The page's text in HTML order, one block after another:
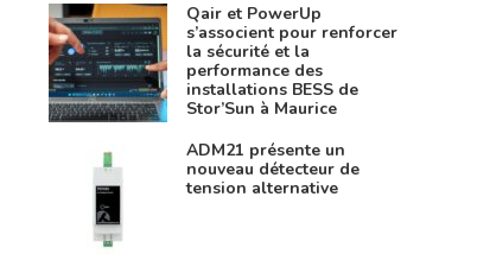
Qair et PowerUp
s’associent pour renforcer
la sécurité et la
performance des
installations BESS de
Stor’Sun à Maurice
ADM21 présente un
nouveau détecteur de
tension alternative